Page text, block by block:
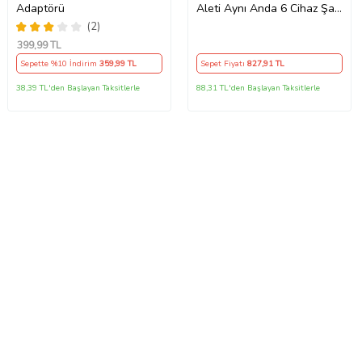
Adaptörü
(2)
399,99 TL
Sepette %10 İndirim359,99 TL
38,39 TL'den Başlayan Taksitlerle
Aleti Aynı Anda 6 Cihaz Şarj
Akıllı Şarj Cihazı
Sepet Fiyatı827,91 TL
88,31 TL'den Başlayan Taksitlerle